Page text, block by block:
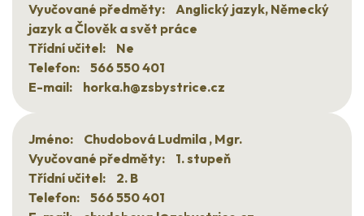
Vyučované předměty:
Anglický jazyk, Německý
jazyk a Člověk a svět práce
Třídní učitel:
Ne
Telefon:
566 550 401
E-mail:
horka.h@zsbystrice.cz
Jméno:
Chudobová Ludmila , Mgr.
Vyučované předměty:
1. stupeň
Třídní učitel:
2. B
Telefon:
566 550 401